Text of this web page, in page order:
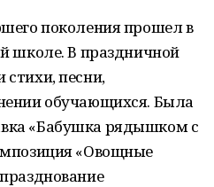
поколения прошел в
школе. В праздничной
песни,
обучающихся. Была
«Бабушка рядышком с
«Овощные